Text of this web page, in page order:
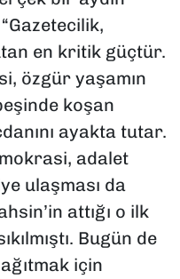
en kritik güçtür.
özgür yaşamın
koşan
ayakta tutar.
adalet
ulaşması da
attığı o ilk
Bugün de
için